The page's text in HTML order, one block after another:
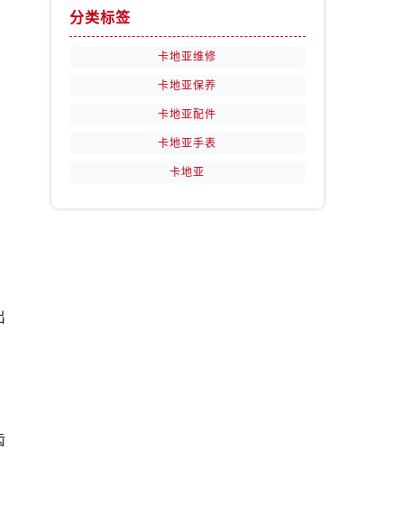
分类标签
卡地亚维修
卡地亚保养
卡地亚配件
卡地亚手表
卡地亚